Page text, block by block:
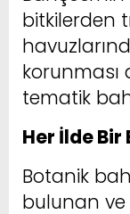
bitkilerden
korunması
tematik
Her İlde
Botanik
bulunan